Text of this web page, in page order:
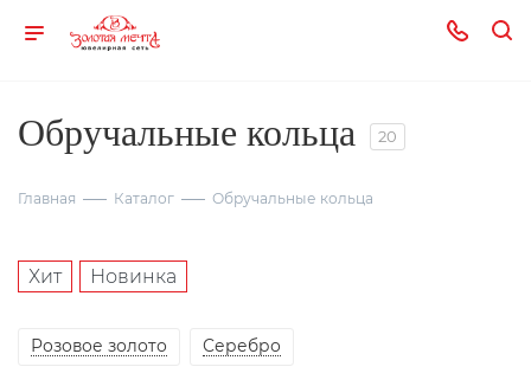
Обручальные кольца 20
Главная Каталог Обручальные кольца
Хит Новинка
Розовое золото Серебро